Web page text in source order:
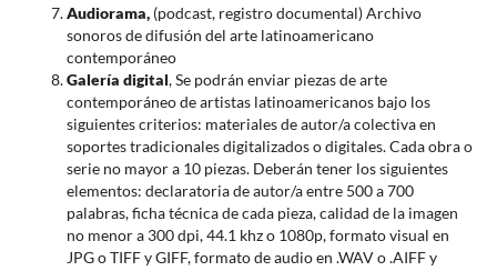
Audiorama, (podcast, registro documental) Archivo
sonoros de difusión del arte latinoamericano
contemporáneo
Galería digital, Se podrán enviar piezas de arte
contemporáneo de artistas latinoamericanos bajo los
siguientes criterios: materiales de autor/a colectiva en
soportes tradicionales digitalizados o digitales. Cada obra o
serie no mayor a 10 piezas. Deberán tener los siguientes
elementos: declaratoria de autor/a entre 500 a 700
palabras, ficha técnica de cada pieza, calidad de la imagen
no menor a 300 dpi, 44.1 khz o 1080p, formato visual en
JPG o TIFF y GIFF, formato de audio en .WAV o .AIFF y